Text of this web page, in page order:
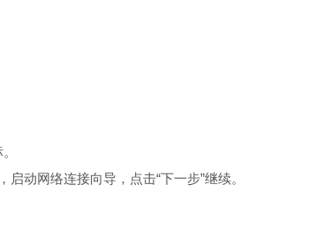
动网络连接向导，点击“下一步”继续。